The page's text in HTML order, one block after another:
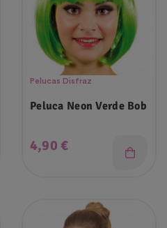
Pelucas Disfraz
Peluca Neon Verde Bob
Precio
4,90 €